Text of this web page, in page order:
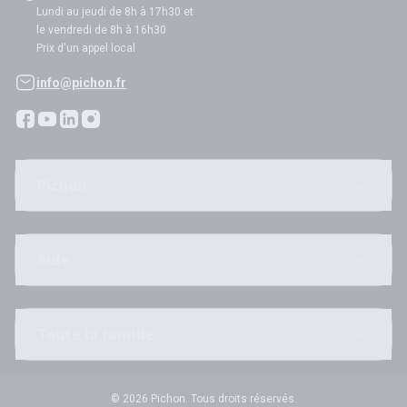
Lundi au jeudi de 8h à 17h30 et
le vendredi de 8h à 16h30
Prix d'un appel local
info@pichon.fr
© 2026 Pichon. Tous droits réservés.